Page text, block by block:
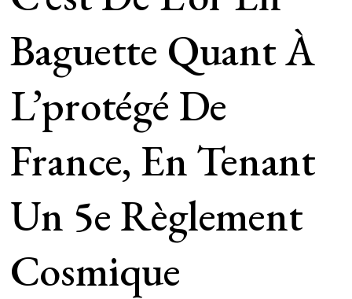
Baguette Quant À
L’protégé De
France, En Tenant
Un 5e Règlement
Cosmique